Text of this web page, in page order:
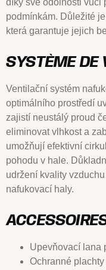
díky své odolnosti vůči
podmínkám. Důležité
která garantuje jejich
SYSTÈME DE
Ventilační systém
optimálního prostředí
zajistí neustálý proud
eliminovat vlhkost a
umožňují efektivní
pohodu v hale.
udržení kvality
nafukovací haly.
Upevňovací lana
Ochranné